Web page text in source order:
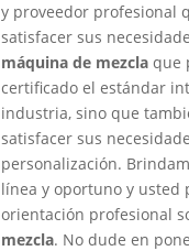
y proveedor profesional
satisfacer sus
máquina de mezcla que
certificado el estándar
industria, sino que
satisfacer sus
personalización.
línea y oportuno y usted
orientación profesional
mezcla. No dude en